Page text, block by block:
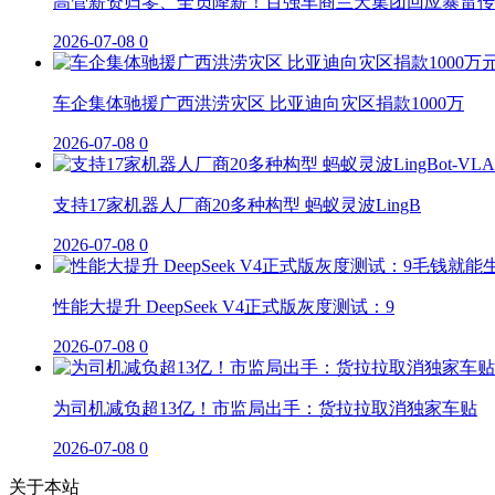
2026-07-08 0
车企集体驰援广西洪涝灾区 比亚迪向灾区捐款1000万
2026-07-08 0
支持17家机器人厂商20多种构型 蚂蚁灵波LingB
2026-07-08 0
性能大提升 DeepSeek V4正式版灰度测试：9
2026-07-08 0
为司机减负超13亿！市监局出手：货拉拉取消独家车贴
2026-07-08 0
关于本站